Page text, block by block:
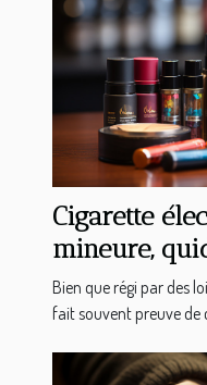
Cigarette
mineure,
Bien que régi par des
fait souvent preuve de